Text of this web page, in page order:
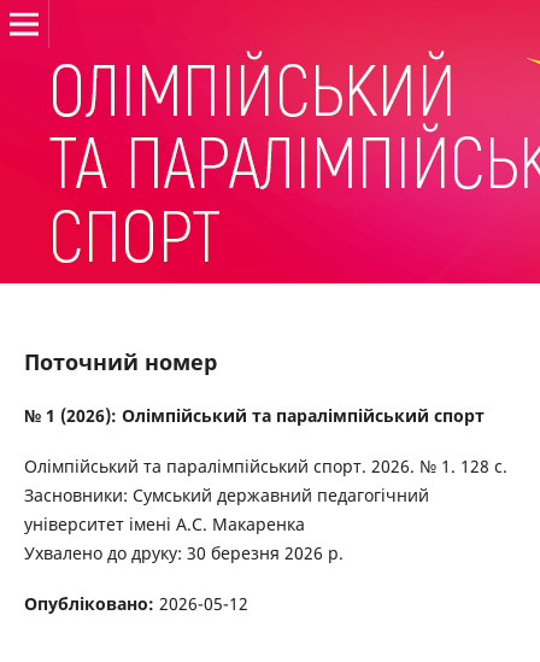
Поточний номер
№ 1 (2026): Олімпійський та паралімпійський спорт
Олімпійський та паралімпійський спорт. 2026. № 1. 128 с.
Засновники: Сумський державний педагогічний
університет імені А.С. Макаренка
Ухвалено до друку: 30 березня 2026 р.
Опубліковано: 2026-05-12